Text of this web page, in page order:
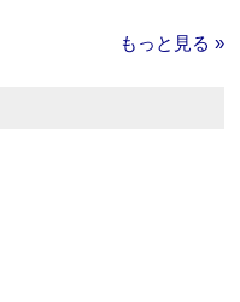
もっと見る »